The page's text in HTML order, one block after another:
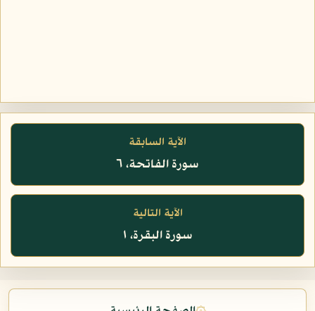
الآية السابقة
سورة الفاتحة، ٦
الآية التالية
سورة البقرة، ١